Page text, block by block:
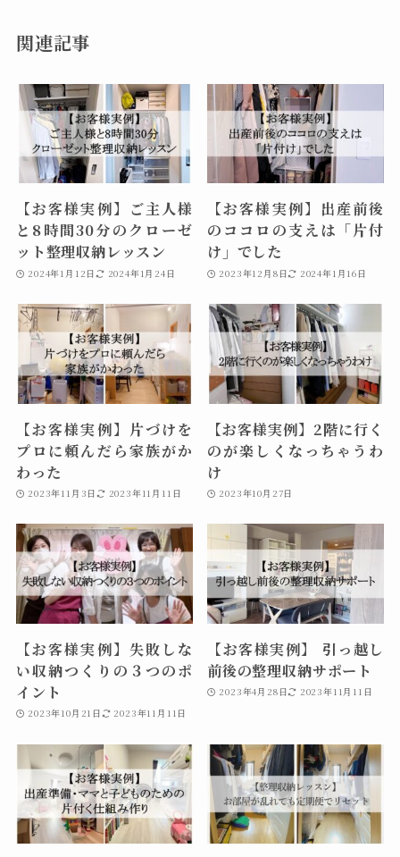
関連記事
【お客様実例】ご主人様
と8時間30分のクローゼ
ット整理収納レッスン
2024年1月12日 2024年1月24日
【お客様実例】出産前後
のココロの支えは「片付
け」でした
2023年12月8日 2024年1月16日
【お客様実例】片づけを
プロに頼んだら家族がか
わった
2023年11月3日 2023年11月11日
【お客様実例】2階に行く
のが楽しくなっちゃうわ
け
2023年10月27日
【お客様実例】失敗しな
い収納つくりの３つのポ
イント
2023年10月21日 2023年11月11日
【お客様実例】 引っ越し
前後の整理収納サポート
2023年4月28日 2023年11月11日